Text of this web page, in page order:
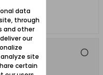
data
through
and other
our
site
certain